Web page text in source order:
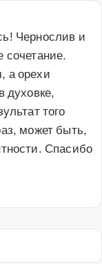
Чернослив и
сочетание.
а орехи
духовке,
того
может быть,
Спасибо